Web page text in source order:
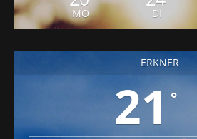
MO DI
ERKNER
21 °